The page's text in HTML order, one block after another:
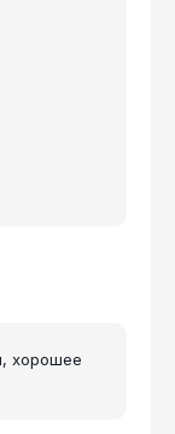
хорошее